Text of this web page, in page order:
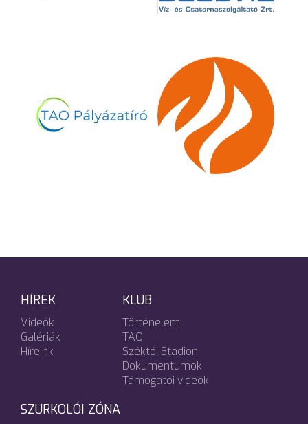
HÍREK
Videók
Galériák
Híreink
KLUB
Történelem
TAO
Széktói Stadion
Dokumentumok
Támogatói videók
SZURKOLÓI ZÓNA